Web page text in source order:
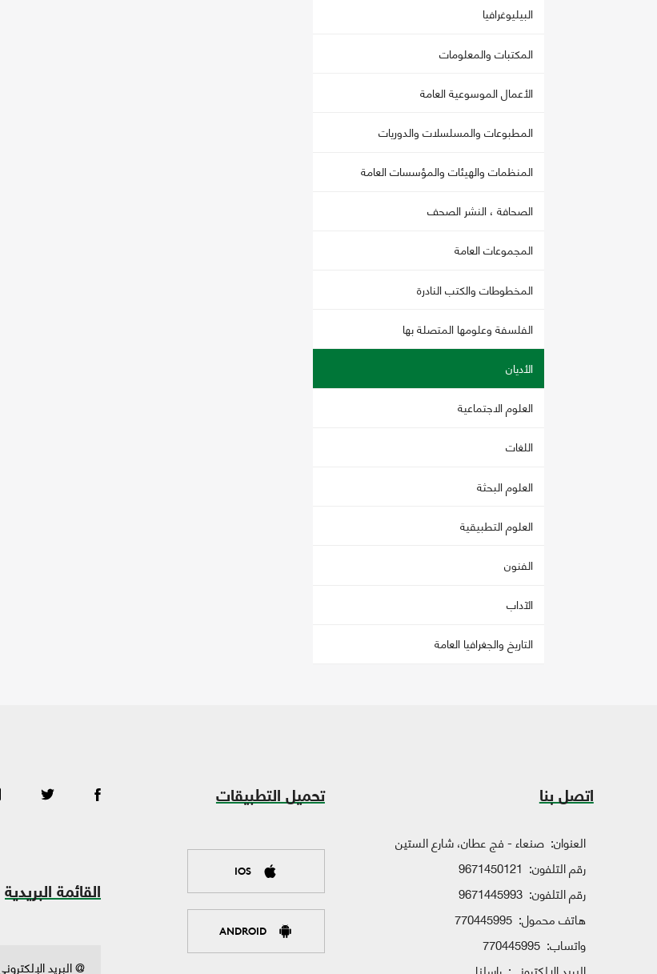
البيليوغرافيا
المكتبات والمعلومات
الأعمال الموسوعية العامة
المطبوعات والمسلسلات والدوريات
المنظمات والهيئات والمؤسسات العامة
الصحافة ، النشر الصحف
المجموعات العامة
المخطوطات والكتب النادرة
الفلسفة وعلومها المتصلة بها
الأديان
العلوم الاجتماعية
اللغات
العلوم البحثة
العلوم التطبيقية
الفنون
الآداب
التاريخ والجغرافيا العامة
اتصل بنا
العنوان: صنعاء - فج عطان، شارع الستين
رقم التلفون: 9671450121
رقم التلفون: 9671445993
هاتف محمول: 770445995
واتساب: 770445995
تحميل التطبيقات
IOS
ANDROID
القائمة البريدية